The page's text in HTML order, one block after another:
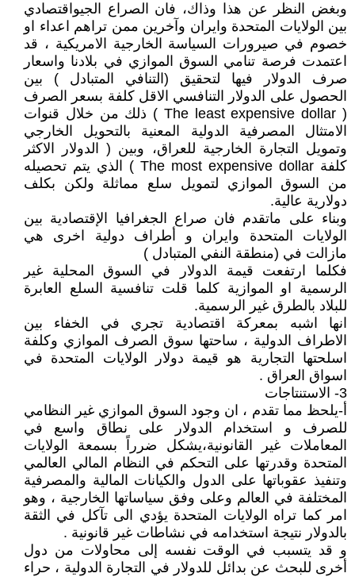
وبغض النظر عن هذا وذاك، فان الصراع الجيواقتصادي
بين الولايات المتحدة وايران وآخرين ممن تراهم اعداء او
خصوم في صيرورات السياسة الخارجية الامريكية ، قد
اعتمدت فرصة تنامي السوق الموازي في بلادنا واسعار
صرف الدولار فيها لتحقيق (التنافي المتبادل ) بين
الحصول على الدولار التنافسي الاقل كلفة بسعر الصرف
( The least expensive dollar ) ذلك من خلال قنوات
الامتثال المصرفية الدولية المعنية بالتحويل الخارجي
وتمويل التجارة الخارجية للعراق، وبين ( الدولار الاكثر
كلفة The most expensive dollar ) الذي يتم تحصيله
من السوق الموازي لتمويل سلع مماثلة ولكن بكلف
دولارية عالية.
وبناء على ماتقدم فان صراع الجغرافيا الإقتصادية بين
الولايات المتحدة وايران و أطراف دولية اخرى هي
مازالت في (منطقة النفي المتبادل )
فكلما ارتفعت قيمة الدولار في السوق المحلية غير
الرسمية او الموازية كلما قلت تنافسية السلع العابرة
للبلاد بالطرق غير الرسمية.
انها اشبه بمعركة اقتصادية تجري في الخفاء بين
الاطراف الدولية ، ساحتها سوق الصرف الموازي وكلفة
اسلحتها التجارية هو قيمة دولار الولايات المتحدة في
اسواق العراق .
3- الاستنتاجات
أ-يلحظ مما تقدم ، ان وجود السوق الموازي غير النظامي
للصرف و استخدام الدولار على نطاق واسع في
المعاملات غير القانونية،يشكل ضرراً بسمعة الولايات
المتحدة وقدرتها على التحكم في النظام المالي العالمي
وتنفيذ عقوباتها على الدول والكيانات المالية والمصرفية
المختلفة في العالم وعلى وفق سياساتها الخارجية ، وهو
امر كما تراه الولايات المتحدة يؤدي الى تآكل في الثقة
بالدولار نتيجة استخدامه في نشاطات غير قانونية .
و قد يتسبب في الوقت نفسه إلى محاولات من دول
أخرى للبحث عن بدائل للدولار في التجارة الدولية ، حراء